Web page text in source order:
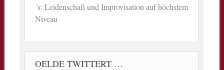
´s: Leidenschaft und Improvisation auf höchstem
Niveau
OELDE TWITTERT …